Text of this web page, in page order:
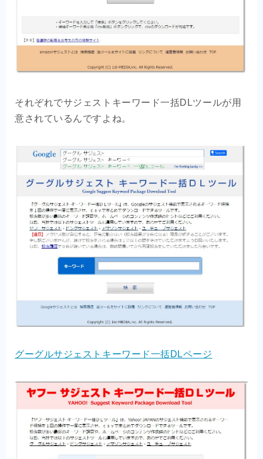
それぞれでサジェストキーワード一括DLツールが用
意されているんですよね。
グーグルサジェストキーワード一括DLページ